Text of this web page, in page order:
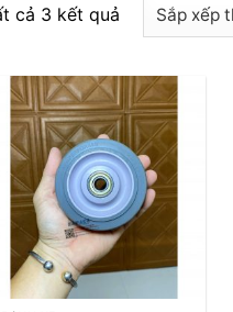
cả 3 kết quảĐã
sắp
theo
mới
nhất
+